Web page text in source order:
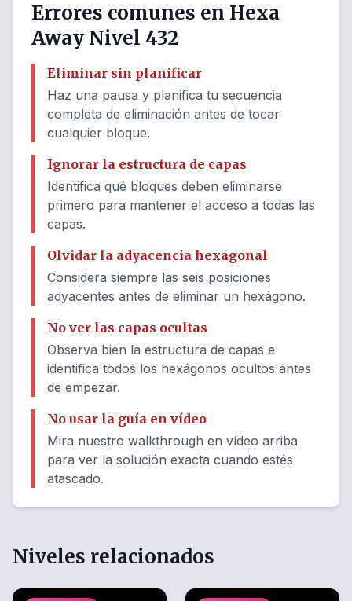
Errores comunes en Hexa
Away Nivel 432
Eliminar sin planificar
Haz una pausa y planifica tu secuencia
completa de eliminación antes de tocar
cualquier bloque.
Ignorar la estructura de capas
Identifica qué bloques deben eliminarse
primero para mantener el acceso a todas las
capas.
Olvidar la adyacencia hexagonal
Considera siempre las seis posiciones
adyacentes antes de eliminar un hexágono.
No ver las capas ocultas
Observa bien la estructura de capas e
identifica todos los hexágonos ocultos antes
de empezar.
No usar la guía en vídeo
Mira nuestro walkthrough en vídeo arriba
para ver la solución exacta cuando estés
atascado.
Niveles relacionados